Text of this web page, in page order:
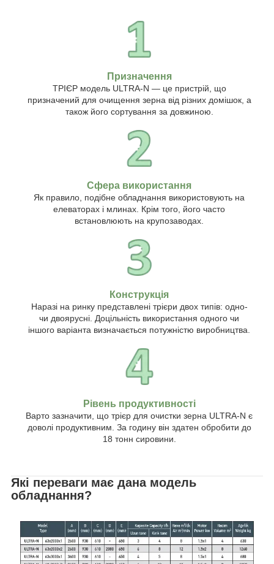
Призначення
ТРІЄР модель ULTRA-N — це пристрій, що
призначений для очищення зерна від різних домішок, а
також його сортування за довжиною.
Сфера використання
Як правило, подібне обладнання використовують на
елеваторах і млинах. Крім того, його часто
встановлюють на крупозаводах.
Конструкція
Наразі на ринку представлені трієри двох типів: одно-
чи двоярусні. Доцільність використання одного чи
іншого варіанта визначається потужністю виробництва.
Рівень продуктивності
Варто зазначити, що трієр для очистки зерна ULTRA-N є
доволі продуктивним. За годину він здатен обробити до
18 тонн сировини.
Які переваги має дана модель
обладнання?